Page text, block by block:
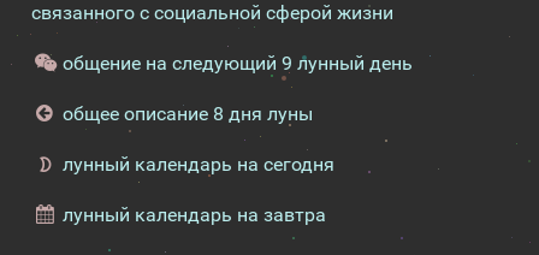
связанного с социальной сферой жизни
общение на следующий 9 лунный день
общее описание 8 дня луны
лунный календарь на сегодня
лунный календарь на завтра